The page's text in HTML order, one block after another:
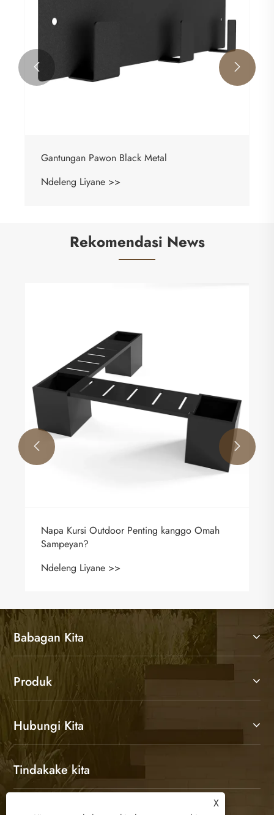
Gantungan Pawon Black Metal
Ndeleng Liyane >>
 
Rekomendasi News
Napa Kursi Outdoor Penting kanggo Omah
Sampeyan?
Ndeleng Liyane >>
 
Babagan Kita
Produk
Hubungi Kita
Tindakake kita
X